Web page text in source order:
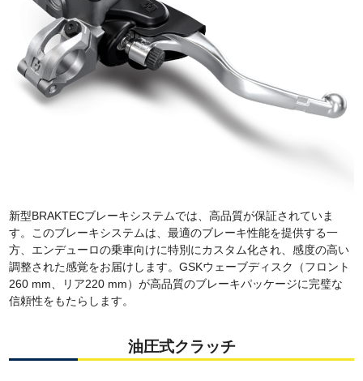
新型BRAKTECブレーキシステムでは、高品質が保証されていま
す。このブレーキシステムは、最適のブレーキ性能を提供する一
方、エンデューロの乗車向けに特別にカスタム化され、感度の高い
調整された感覚をお届けします。GSKウェーブディスク（フロント
260 mm、リア220 mm）が高品質のブレーキパッケージに完璧な
信頼性をもたらします。
油圧式クラッチ